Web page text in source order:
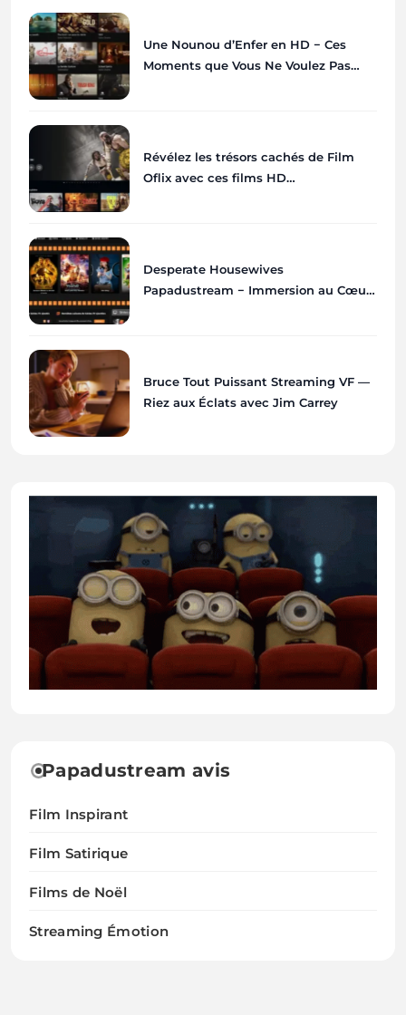
Une Nounou d’Enfer en HD − Ces
Moments que Vous Ne Voulez Pas
Révélez les trésors cachés de Film
Oflix avec ces films HD
Desperate Housewives
Papadustream − Immersion au Cœur
Bruce Tout Puissant Streaming VF —
Riez aux Éclats avec Jim Carrey
Papadustream avis
Film Inspirant
Film Satirique
Films de Noël
Streaming Émotion